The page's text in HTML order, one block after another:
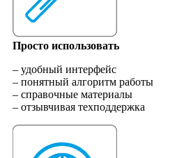
Просто использовать
– удобный интерфейс
– понятный алгоритм работы
– справочные материалы
– отзывчивая техподдержка